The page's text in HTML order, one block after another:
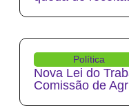
Política
Nova Lei do
Comissão de